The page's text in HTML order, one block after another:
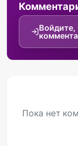
Войдите,
Пока нет